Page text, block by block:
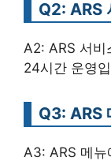
Q2: ARS
A2: ARS 서비
24시간 운영
Q3: ARS
A3: ARS 메뉴